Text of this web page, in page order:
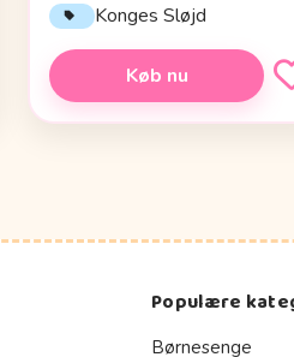
Konges Sløjd
Køb nu
Populære
Børnesenge